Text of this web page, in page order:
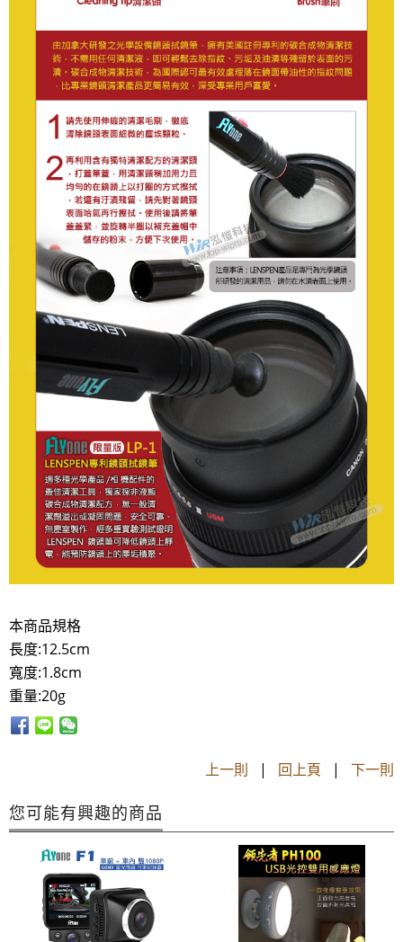
本商品規格
長度:12.5cm
寬度:1.8cm
重量:20g
上一則 | 回上頁 | 下一則
您可能有興趣的商品